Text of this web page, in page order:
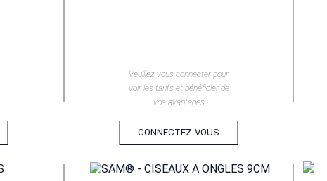
Veuillez vous connecter pour
voir les tarifs et bénéficier de
vos avantages
CONNECTEZ-VOUS
EN SAVOIR +